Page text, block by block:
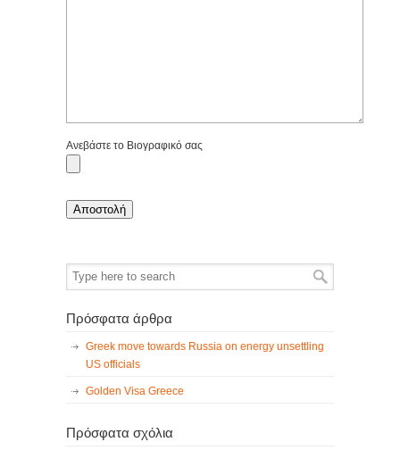
Ανεβάστε το Βιογραφικό σας
Πρόσφατα άρθρα
Greek move towards Russia on energy unsettling
US officials
Golden Visa Greece
Πρόσφατα σχόλια